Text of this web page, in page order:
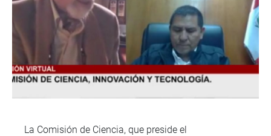
La Comisión de Ciencia, que preside el